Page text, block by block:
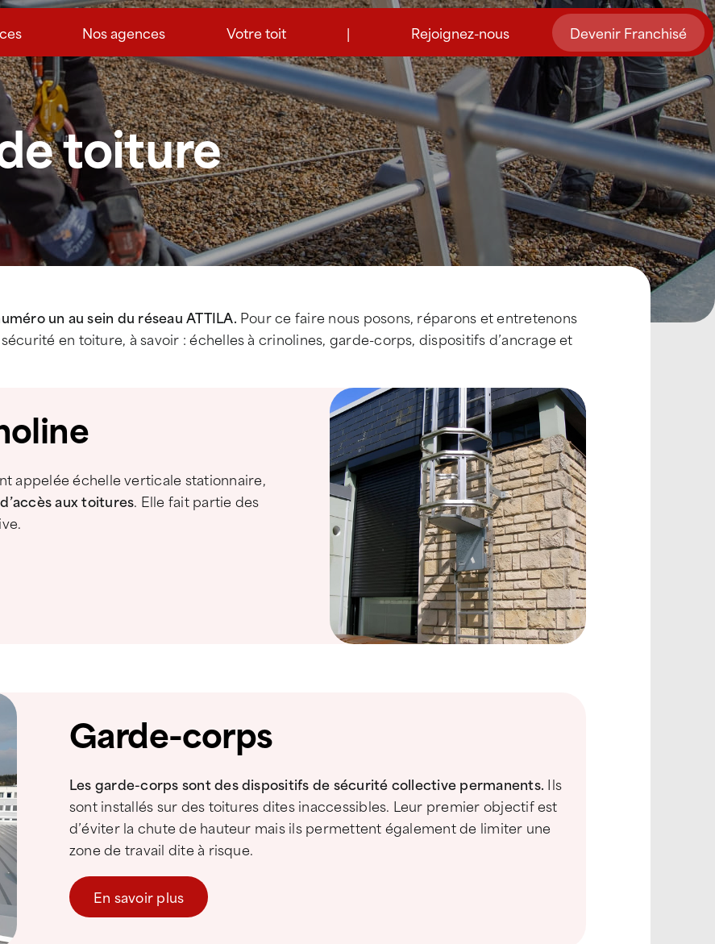
Nos agences Votre toit | Rejoignez-nous Devenir Franchisé
toiture
un au sein du réseau ATTILA. Pour ce faire nous posons, réparons et entretenons
en toiture, à savoir : échelles à crinolines, garde-corps, dispositifs d’ancrage et
appelée échelle verticale stationnaire,
aux toitures. Elle fait partie des
Garde-corps
Les garde-corps sont des dispositifs de sécurité collective permanents. Ils
sont installés sur des toitures dites inaccessibles. Leur premier objectif est
d’éviter la chute de hauteur mais ils permettent également de limiter une
zone de travail dite à risque.
En savoir plus